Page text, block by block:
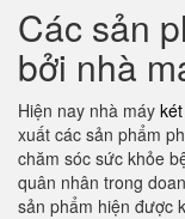
Các sản
bởi nhà
Hiện nay nhà máy
xuất các sản phẩm
chăm sóc sức khỏe
quân nhân trong
sản phẩm hiện được